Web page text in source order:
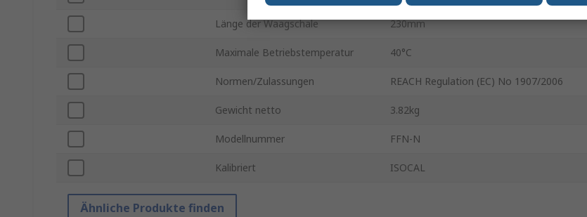
Länge der Waagschale 230mm
Maximale Betriebstemperatur 40°C
Normen/Zulassungen REACH Regulation (EC) No 1907/2006
Gewicht netto 3.82kg
Modellnummer FFN-N
Kalibriert ISOCAL
Ähnliche Produkte finden